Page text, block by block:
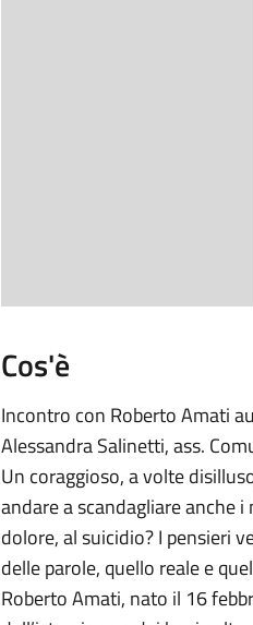
Cos'è
Incontro con Roberto Amati
Alessandra Salinetti, ass.
Un coraggioso, a volte
andare a scandagliare anche
dolore, al suicidio? I pensieri
delle parole, quello reale e
Roberto Amati, nato il 16